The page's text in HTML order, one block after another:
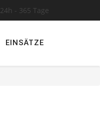
24h - 365 Tage
EINSÄTZE